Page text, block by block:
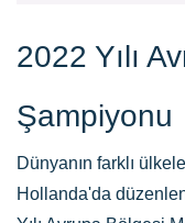
2022 Yılı
Şampiyonu
Dünyanın farklı
Hollanda'da